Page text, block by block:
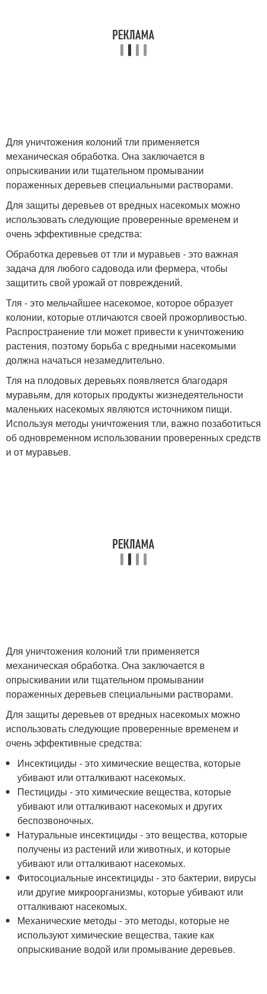
Для уничтожения колоний тли применяется
механическая обработка. Она заключается в
опрыскивании или тщательном промывании
пораженных деревьев специальными растворами.
Для защиты деревьев от вредных насекомых можно
использовать следующие проверенные временем и
очень эффективные средства:
Обработка деревьев от тли и муравьев - это важная
задача для любого садовода или фермера, чтобы
защитить свой урожай от повреждений.
Тля - это мельчайшее насекомое, которое образует
колонии, которые отличаются своей прожорливостью.
Распространение тли может привести к уничтожению
растения, поэтому борьба с вредными насекомыми
должна начаться незамедлительно.
Тля на плодовых деревьях появляется благодаря
муравьям, для которых продукты жизнедеятельности
маленьких насекомых являются источником пищи.
Используя методы уничтожения тли, важно позаботиться
об одновременном использовании проверенных средств
и от муравьев.
Для уничтожения колоний тли применяется
механическая обработка. Она заключается в
опрыскивании или тщательном промывании
пораженных деревьев специальными растворами.
Для защиты деревьев от вредных насекомых можно
использовать следующие проверенные временем и
очень эффективные средства:
Инсектициды - это химические вещества, которые
убивают или отталкивают насекомых.
Пестициды - это химические вещества, которые
убивают или отталкивают насекомых и других
беспозвоночных.
Натуральные инсектициды - это вещества, которые
получены из растений или животных, и которые
убивают или отталкивают насекомых.
Фитосоциальные инсектициды - это бактерии, вирусы
или другие микроорганизмы, которые убивают или
отталкивают насекомых.
Механические методы - это методы, которые не
используют химические вещества, такие как
опрыскивание водой или промывание деревьев.